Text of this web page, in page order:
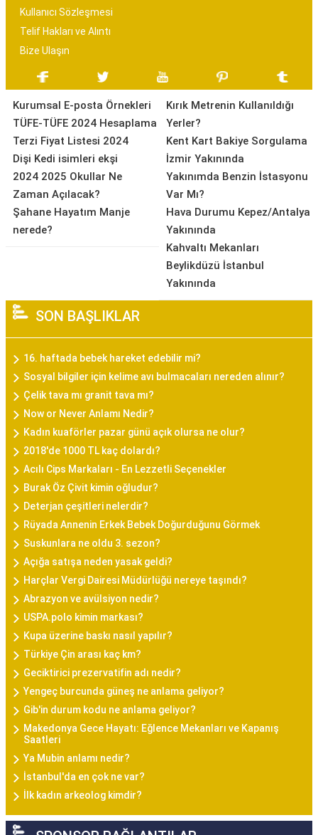
Kullanıcı Sözleşmesi
Telif Hakları ve Alıntı
Bize Ulaşın
Kurumsal E-posta Örnekleri
TÜFE-TÜFE 2024 Hesaplama
Terzi Fiyat Listesi 2024
Dişi Kedi isimleri ekşi
2024 2025 Okullar Ne
Zaman Açılacak?
Şahane Hayatım Manje
nerede?
Kırık Metrenin Kullanıldığı
Yerler?
Kent Kart Bakiye Sorgulama
İzmir Yakınında
Yakınımda Benzin İstasyonu
Var Mı?
Hava Durumu Kepez/Antalya
Yakınında
Kahvaltı Mekanları
Beylikdüzü İstanbul
Yakınında
SON BAŞLIKLAR
16. haftada bebek hareket edebilir mi?
Sosyal bilgiler için kelime avı bulmacaları nereden alınır?
Çelik tava mı granit tava mı?
Now or Never Anlamı Nedir?
Kadın kuaförler pazar günü açık olursa ne olur?
2018'de 1000 TL kaç dolardı?
Acılı Cips Markaları - En Lezzetli Seçenekler
Burak Öz Çivit kimin oğludur?
Deterjan çeşitleri nelerdir?
Rüyada Annenin Erkek Bebek Doğurduğunu Görmek
Suskunlara ne oldu 3. sezon?
Açığa satışa neden yasak geldi?
Harçlar Vergi Dairesi Müdürlüğü nereye taşındı?
Abrazyon ve avülsiyon nedir?
USPA.polo kimin markası?
Kupa üzerine baskı nasıl yapılır?
Türkiye Çin arası kaç km?
Geciktirici prezervatifin adı nedir?
Yengeç burcunda güneş ne anlama geliyor?
Gib'in durum kodu ne anlama geliyor?
Makedonya Gece Hayatı: Eğlence Mekanları ve Kapanış
Saatleri
Ya Mubin anlamı nedir?
İstanbul'da en çok ne var?
İlk kadın arkeolog kimdir?